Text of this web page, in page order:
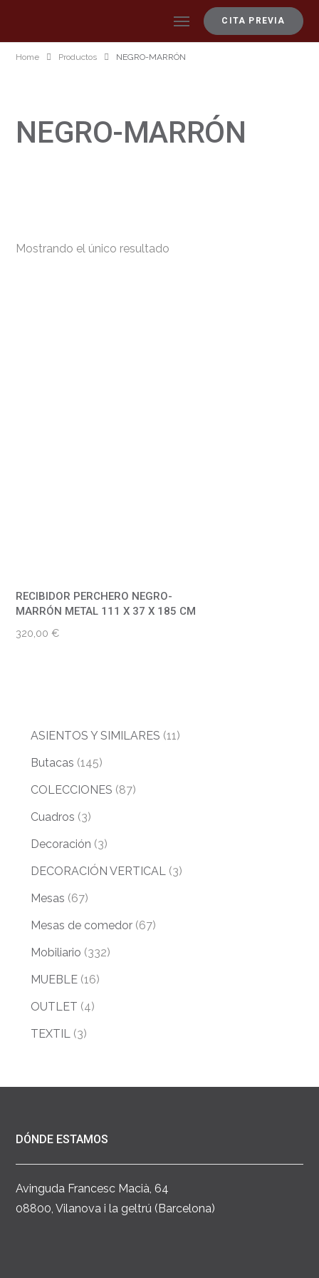
CITA PREVIA
Home Productos NEGRO-MARRÓN
NEGRO-MARRÓN
Mostrando el único resultado
RECIBIDOR PERCHERO NEGRO-
MARRÓN METAL 111 X 37 X 185 CM
320,00€
ASIENTOS Y SIMILARES (11)
Butacas (145)
COLECCIONES (87)
Cuadros (3)
Decoración (3)
DECORACIÓN VERTICAL (3)
Mesas (67)
Mesas de comedor (67)
Mobiliario (332)
MUEBLE (16)
OUTLET (4)
TEXTIL (3)
DÓNDE ESTAMOS
Avinguda Francesc Macià, 64
08800, Vilanova i la geltrú (Barcelona)